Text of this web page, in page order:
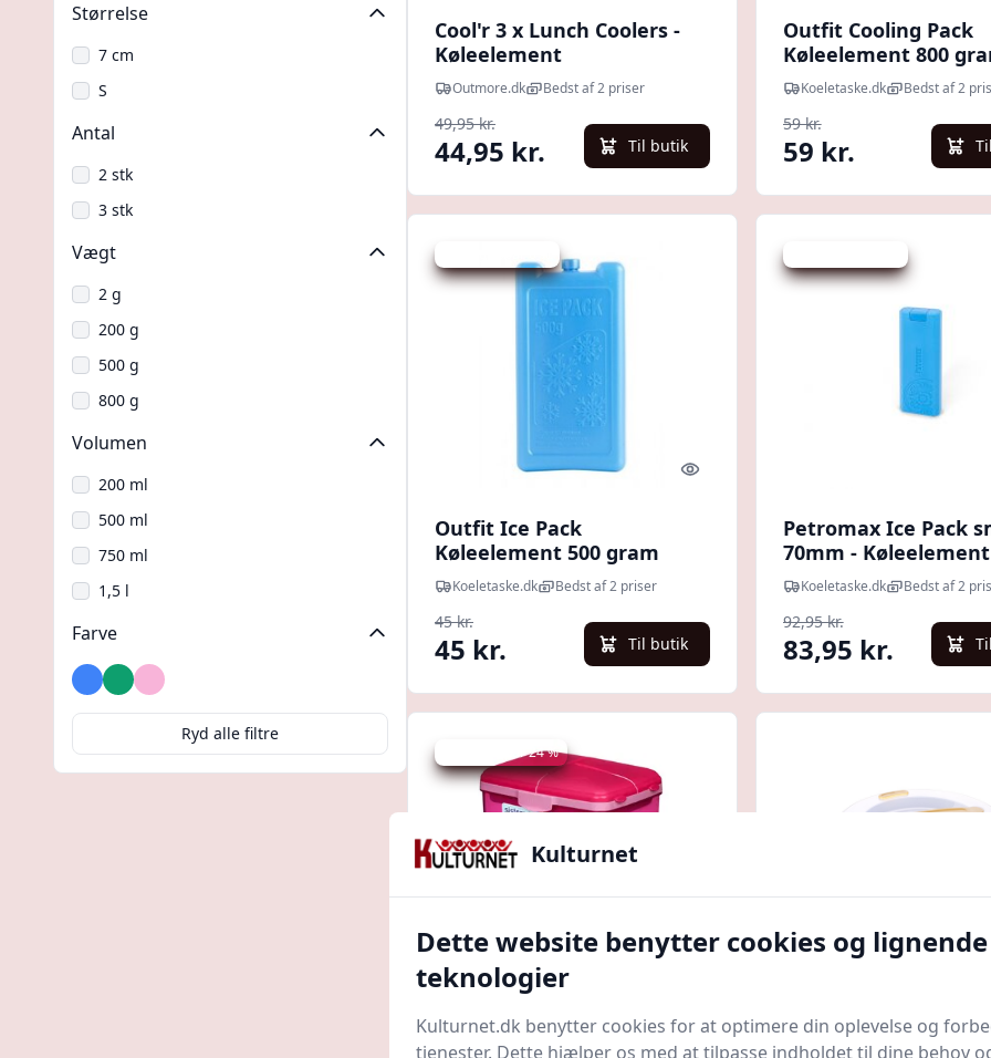
Størrelse
7 cm
S
Antal
2 stk
3 stk
Vægt
2 g
200 g
500 g
800 g
Volumen
200 ml
500 ml
750 ml
1,5 l
Farve
Blå GrønLyserød
Ryd alle filtre
Cool'r 3 x Lunch Coolers -
Køleelement
Outmore.dk Bedst af 2 priser
49,95 kr.
44,95 kr. Til butik
Outfit Cooling Pack
Køleelement 800
Misty Coral
Koeletaske.dk Bedst af 2
59 kr.
59 kr.
Quick look
Outfit Ice Pack
Køleelement 500 gram
Koeletaske.dk Bedst af 2 priser
45 kr.
45 kr. Til butik
Petromax Ice Pack
70mm - Køleelement
Koeletaske.dk Bedst af 2
92,95 kr.
83,95 kr.
Udsalg - spar 24 %
Sistema Slimline Quaddie
Lunchbox 1.5 l
Transportabel
opbevaringsboks
Kulturnet
Dette website benytter cookies og lignende
teknologier
Kulturnet.dk benytter cookies for at optimere din oplevelse og
tjenester. Dette hjælper os med at tilpasse indholdet til dine behov